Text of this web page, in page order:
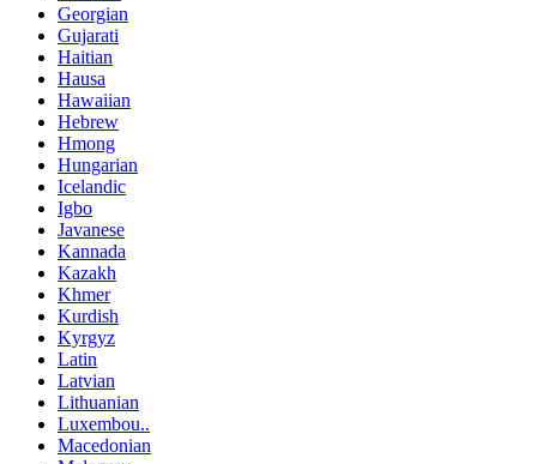
Georgian
Gujarati
Haitian
Hausa
Hawaiian
Hebrew
Hmong
Hungarian
Icelandic
Igbo
Javanese
Kannada
Kazakh
Khmer
Kurdish
Kyrgyz
Latin
Latvian
Lithuanian
Luxembou..
Macedonian